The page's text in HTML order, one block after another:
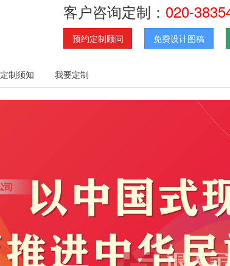
客户咨询定制： 020-
预约定制顾问 免费设计图稿
定制须知 我要定制